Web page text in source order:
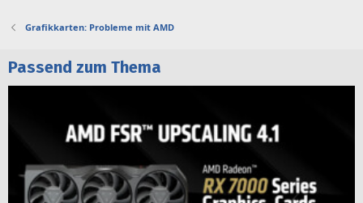
Grafikkarten: Probleme mit AMD
Passend zum Thema